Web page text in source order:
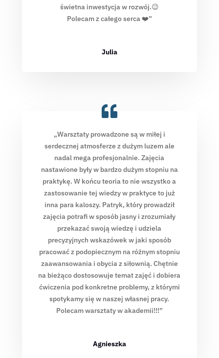
świetna inwestycja w rozwój.😉
Polecam z całego serca ❤️”
Julia
„Warsztaty prowadzone są w miłej i
serdecznej atmosferze z dużym luzem ale
nadal mega profesjonalnie. Zajęcia
nastawione były w bardzo dużym stopniu na
praktykę. W końcu teoria to nie wszystko a
zastosowanie tej wiedzy w praktyce to już
inna para kaloszy. Patryk, który prowadził
zajęcia potrafi w sposób jasny i zrozumiały
przekazać swoją wiedzę i udziela
precyzyjnych wskazówek w jaki sposób
pracować z podopiecznym na różnym stopniu
zaawansowania i obycia z siłownią. Chętnie
na bieżąco dostosowuje temat zajęć i dobiera
ćwiczenia pod konkretne problemy, z którymi
spotykamy się w naszej własnej pracy.
Polecam warsztaty w akademii!!!”
Agnieszka